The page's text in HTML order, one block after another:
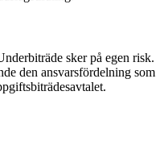
sker på egen risk.
den ansvarsfördelning som